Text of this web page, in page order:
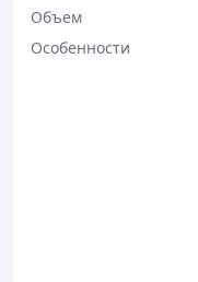
Объем
Особенности